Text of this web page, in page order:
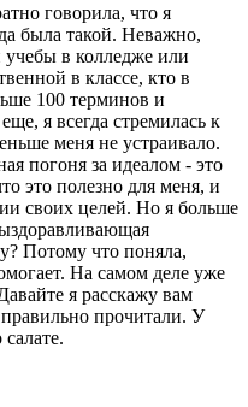
говорила, что я
была такой. Неважно,
учебы в колледже или
в классе, кто в
100 терминов и
я всегда стремилась к
меня не устраивало.
погоня за идеалом - это
это полезно для меня, и
своих целей. Но я больше
Потому что поняла,
На самом деле уже
я расскажу вам
прочитали. У